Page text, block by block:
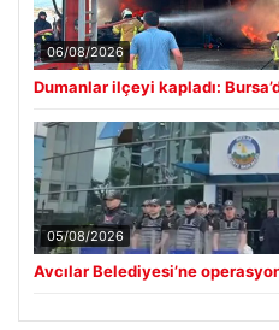
06/08/2026
Dumanlar ilçeyi kapladı:
05/08/2026
Avcılar Belediyesi’ne